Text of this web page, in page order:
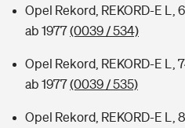
Opel Rekord, REKORD-E L,
ab 1977(0039 / 534)
Opel Rekord, REKORD-E L,
ab 1977(0039 / 535)
Opel Rekord, REKORD-E L,